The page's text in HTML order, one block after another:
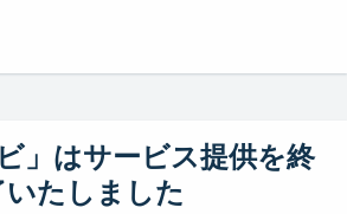
」はサービス提供を終
いたしました